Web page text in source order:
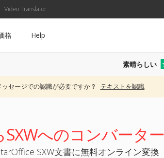
Video Translator
格 Help
素晴らしい
セージでの認識が必要ですか？ テキストを認識
SXWへのコンバーター
SXW文書に無料オンライン変換